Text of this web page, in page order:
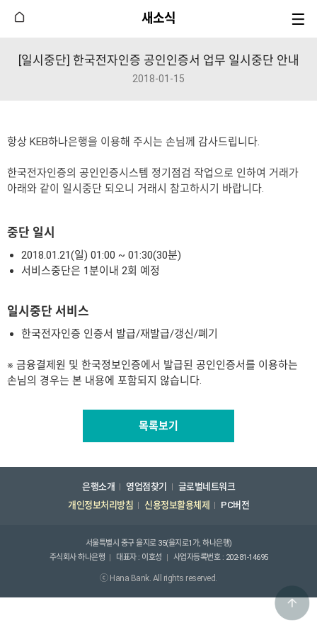
새소식
[일시중단] 한국전자인증 공인인증서 업무 일시중단 안내
2018-01-15
항상 KEB하나은행을 이용해 주시는 손님께 감사드립니다.
한국전자인증의 공인인증시스템 정기점검 작업으로 인하여 거래가
아래와 같이 일시중단 되오니 거래시 참고하시기 바랍니다.
중단 일시
2018.01.21(일) 01:00 ~ 01:30(30분)
서비스중단은 1분이내 2회 예정
일시중단 서비스
한국전자인증 인증서 발급/재발급/갱신/폐기
※ 금융결제원 및 한국정보인증에서 발급된 공인인증서를 이용하는
손님의 경우는 본 내용에 포함되지 않습니다.
목록보기
은행소개 영업점찾기
글로벌네트워크
개인정보처리방침
신용정보활용체제 PC버전
서울특별시 중구 을지로 35(을지로1가, 하나은행)
주식회사 하나은행
대표자 : 이호성 사업자등록번호 : 202-81-14695
ⓒ Hana Bank. All rights reserved.